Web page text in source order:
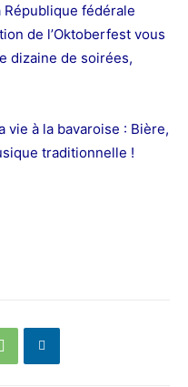
République fédérale
de l’Oktoberfest vous
dizaine de soirées,
à la bavaroise : Bière,
traditionnelle !